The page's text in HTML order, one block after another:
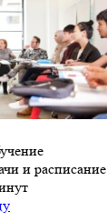
и расписание